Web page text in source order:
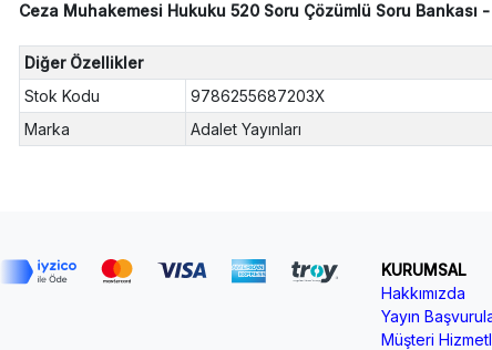
Ceza Muhakemesi Hukuku 520 Soru Çözümlü Soru Bankası
Diğer Özellikler
Stok Kodu
9786255687203X
Marka
Adalet Yayınları
KURUMSAL
Hakkımızda
Yayın
Müşteri